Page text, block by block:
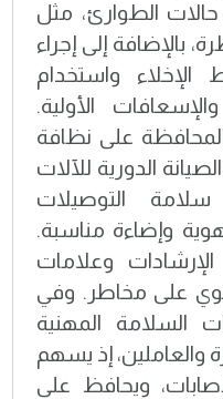
الطوارئ، مثل
بالإضافة إلى إجراء
واستخدام
الأولية.
على نظافة
الدورية للآلات
التوصيلات
وإضاءة مناسبة.
وعلامات
على مخاطر. وفي
السلامة المهنية
والعاملين، إذ يسهم
ويحافظ على